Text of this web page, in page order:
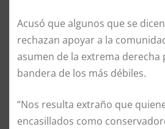
Acusó que algunos que se
rechazan apoyar a la
asumen de la extrema
bandera de los más débiles.
“Nos resulta extraño que
encasillados como